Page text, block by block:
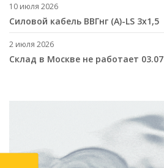
10 июля 2026
Cиловой кабель ВВГнг (A)-LS 3х1,5
2 июля 2026
Склад в Москве не работает 03.07